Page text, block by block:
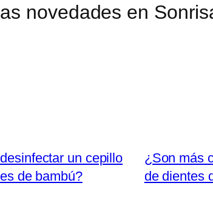
novedades en
un cepillo
de bambú?
¿Son más
de dientes